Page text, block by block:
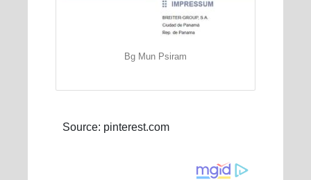
Bg Mun Psiram
Source: pinterest.com